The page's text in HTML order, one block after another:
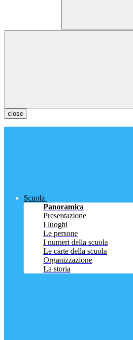
close
Scuola
Panoramica
Presentazione
I luoghi
Le persone
I numeri della scuola
Le carte della scuola
Organizzazione
La storia